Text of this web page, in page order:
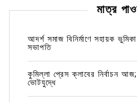
মাত্র
আদর্শ সমাজ বিনির্মাণে সহায়ক
সভাপতি
কুমিল্লা প্রেস ক্লাবের নির্বাচন
ভোটযুদ্ধে